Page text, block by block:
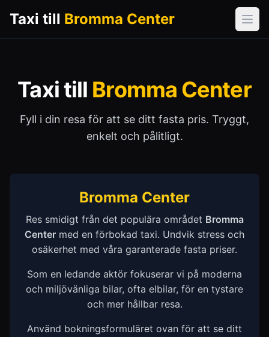
Taxi till Bromma Center
Taxi till Bromma Center
Fyll i din resa för att se ditt fasta pris. Tryggt,
enkelt och pålitligt.
Bromma Center
Res smidigt från det populära området Bromma
Center med en förbokad taxi. Undvik stress och
osäkerhet med våra garanterade fasta priser.
Som en ledande aktör fokuserar vi på moderna
och miljövänliga bilar, ofta elbilar, för en tystare
och mer hållbar resa.
Använd bokningsformuläret ovan för att se ditt